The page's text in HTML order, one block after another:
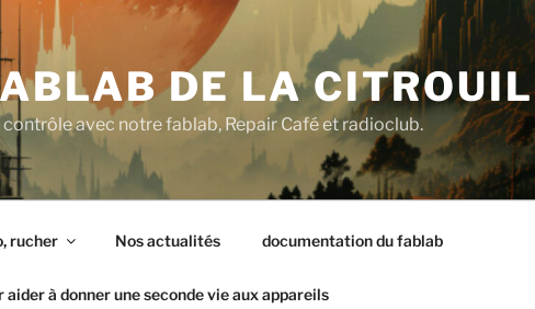
DE LA
contrôle avec notre fablab, Repair Café et radioclub.
rucher Nos actualités documentation du fablab
à donner une seconde vie aux appareils